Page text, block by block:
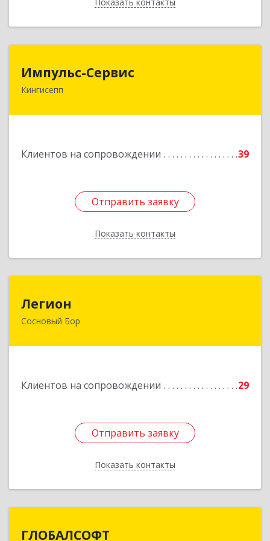
Импульс-Сервис
Кингисепп
Клиентов на сопровождении 39
Отправить заявку
Показать контакты
188480, Ленинградская обл, Кингисеппский р-н,
Отправить заявку
Назад
Легион
Сосновый Бор
Клиентов на сопровождении 29
Отправить заявку
Показать контакты
188544, Ленинградская обл, Сосновый Бор г,
Отправить заявку
Назад
ГЛОБАЛСОФТ